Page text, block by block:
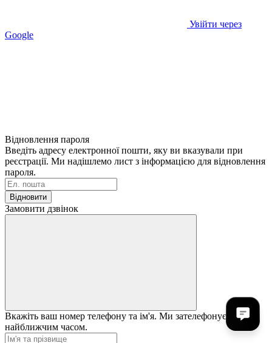
Увійти через
Google
Відновлення пароля
Введіть адресу електронної пошти, яку ви вказували при
реєстрації. Ми надішлемо лист з інформацією для відновлення
пароля.
Відновити
Замовити дзвінок
Вкажіть ваш номер телефону та ім'я. Ми зателефонуємо вам
найближчим часом.